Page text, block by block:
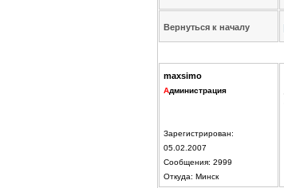
Вернуться к началу
maxsimo
Администрация
Зарегистрирован:
05.02.2007
Сообщения: 2999
Откуда: Минск